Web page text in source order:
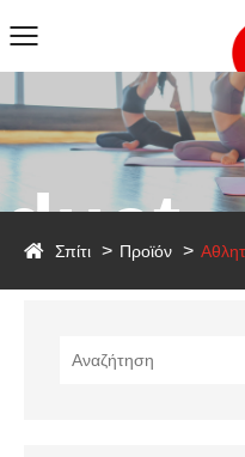
Σπίτι Προϊόν